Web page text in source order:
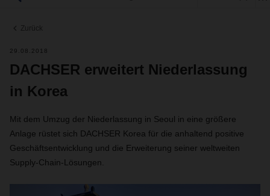
Zurück
29.08.2018
DACHSER erweitert Niederlassung
in Korea
Mit dem Umzug der Niederlassung in Seoul in eine größere
Anlage rüstet sich DACHSER Korea für die anhaltend positive
Geschäftsentwicklung und die Erweiterung seiner weltweiten
Supply-Chain-Lösungen.